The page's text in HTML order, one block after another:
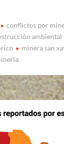
conflictos por
ambiental
minera san